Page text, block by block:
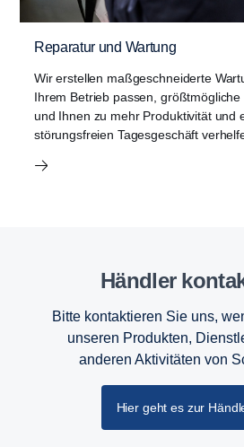
Reparatur und Wartung
Wir erstellen maßgeschneiderte
Ihrem Betrieb passen,
und Ihnen zu mehr Produktivität und
störungsfreien Tagesgeschäft
Händler
Bitte kontaktieren Sie uns,
unseren Produkten,
anderen Aktivitäten von
Hier geht es zur